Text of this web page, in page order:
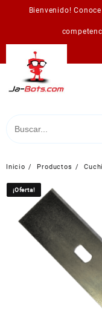
Bienvenido!
Inicio Productos
¡Oferta!
¡Oferta!